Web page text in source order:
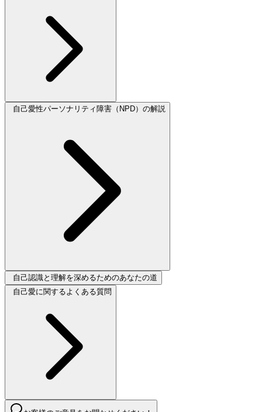
自己愛性パーソナリティ障害（NPD）の解説
自己認識と理解を深めるためのあなたの道
自己愛に関するよくある質問